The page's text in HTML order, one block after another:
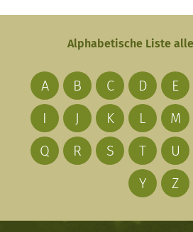
Alphabetische Liste
A B C D E
I
J K L M
Q
R S T U
Y
Z